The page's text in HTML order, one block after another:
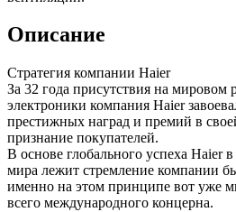
Описание
Стратегия компании Haier
За 32 года присутствия на
электроники компания Haier
престижных наград и премий в
признание покупателей.
В основе глобального успеха Haier
мира лежит стремление компании
именно на этом принципе вот уже
всего международного концерна.